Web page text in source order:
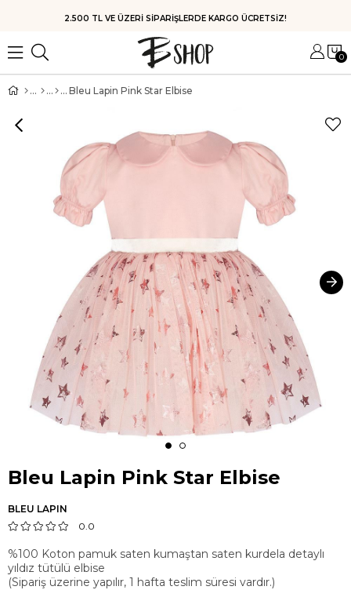
HIZLI KARGO
0
Bleu Lapin Pink Star Elbise
Bleu Lapin Pink Star Elbise
BLEU LAPIN
0.0
%100 Koton pamuk saten kumaştan saten kurdela detaylı
yıldız tütülü elbise
(Sipariş üzerine yapılır, 1 hafta teslim süresi vardır.)